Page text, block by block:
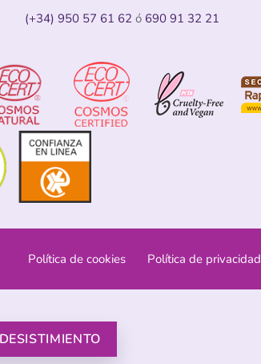
(+34) 950 57 61 62 ó 690 91 32 21
Política de cookies Política de privacidad